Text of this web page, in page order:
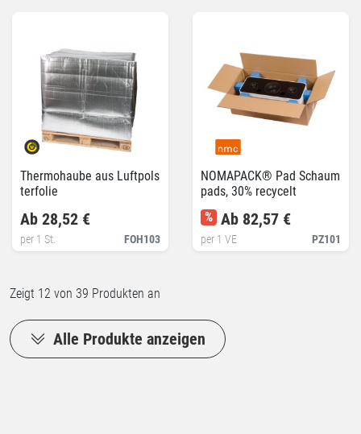
Thermohaube aus Luftpols
terfolie
FOH103
Ab 28,52 €
per 1 St.
NOMAPACK® Pad Schaum
pads, 30% recycelt
PZ101
% Ab 82,57 €
per 1 VE
Zeigt 12 von 39 Produkten an
Alle Produkte anzeigen